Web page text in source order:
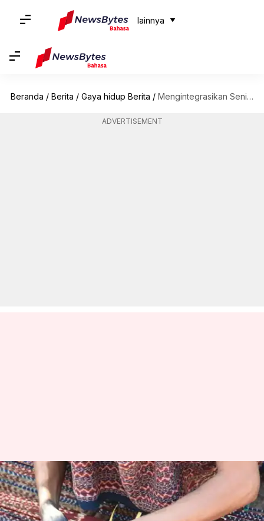
lainnya
Beranda / Berita / Gaya hidup Berita / Mengintegrasikan Seni Kain Tenun Ikat Ke Dalam Koleksi Pakaian Modern
ADVERTISEMENT
Mengintegrasikan Seni Kain
Tenun Ikat Ke Dalam Koleksi
Pakaian Modern